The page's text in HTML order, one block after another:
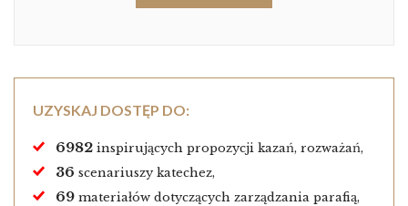
UZYSKAJ DOSTĘP DO:
6982 inspirujących propozycji kazań, rozważań,
36 scenariuszy katechez,
69 materiałów dotyczących zarządzania parafią,